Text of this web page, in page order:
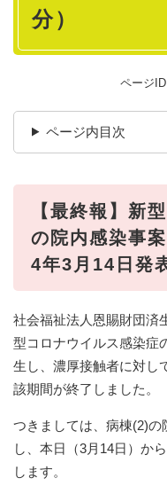
分）
ページ
ページ内目次
【最終報】新
の院内感染事
4年3月14日発
社会福祉法人恩賜財団済
型コロナウイルス感染症
生し、濃厚接触者に対し
該期間が終了しました。
つきましては、病棟(2)
し、本日（3月14日）か
します。